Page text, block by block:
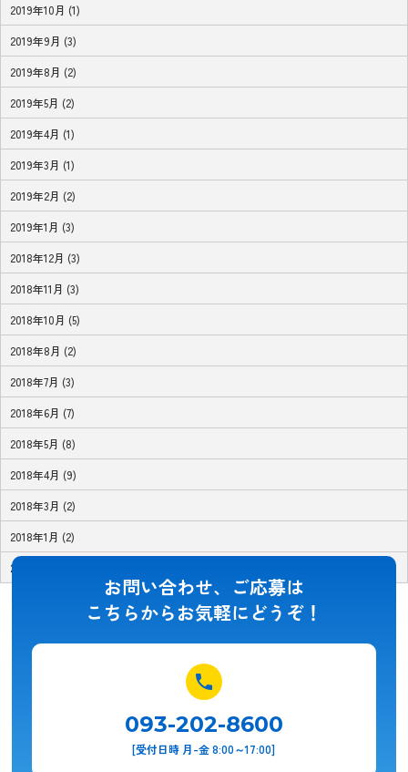
2019年10月 (1)
2019年9月 (3)
2019年8月 (2)
2019年5月 (2)
2019年4月 (1)
2019年3月 (1)
2019年2月 (2)
2019年1月 (3)
2018年12月 (3)
2018年11月 (3)
2018年10月 (5)
2018年8月 (2)
2018年7月 (3)
2018年6月 (7)
2018年5月 (8)
2018年4月 (9)
2018年3月 (2)
2018年1月 (2)
2017年11月 (1)
お問い合わせ、ご応募は
こちらからお気軽にどうぞ！
093-202-8600
[受付日時 月-金 8:00～17:00]